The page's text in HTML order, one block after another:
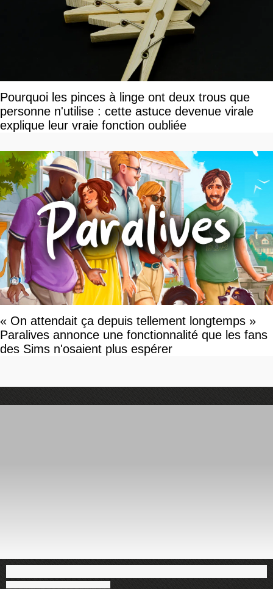
Pourquoi les pinces à linge ont deux trous que
personne n'utilise : cette astuce devenue virale
explique leur vraie fonction oubliée
« On attendait ça depuis tellement longtemps »
Paralives annonce une fonctionnalité que les fans
des Sims n'osaient plus espérer